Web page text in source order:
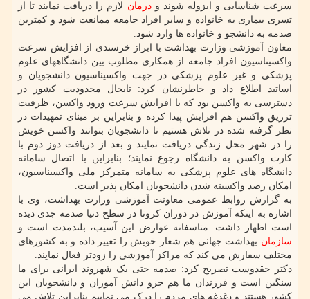
سرعت شناسایی و ایزوله شوند ودرمان لازم را دریافت نمایند تا از
تسری بیماری به خانواده و سایر افراد جامعه ممانعت شود و کمترین
صدمه به دانشجو و خانواده ها وارد شود.
معاون آموزشی وزارت بهداشت با ابراز خرسندی از افزایش سرعت
واکسیناسیون افراد جامعه از همکاری مطلوب بین دانشگاههای علوم
پزشکی و غیر علوم پزشکی در جهت واکسیناسیون دانشجویان و
اساتید اطلاع داد و خاطرنشان کرد: تابحال محدودیت کشور در
دسترسی به واکسن بود که با افزایش سرعت ورود واکسن، ظرفیت
تزریق واکسن هم افزایش پیدا کرده و بنابراین بر مبنای تمهیدات در
نظر گرفته شده در تلاش هستیم تا دانشجویان بتوانند واکسن خویش
را در شهر محل زندگی دریافت نمایند و بعد از دریافت دوز دوم با
کارت واکسن به دانشگاه رجوع نمایند؛ بنابراین با اتصال سامانه
دانشگاه های علوم پزشکی به سامانه متمرکز ملی واکسیناسیون،
امکان رصد واکسینه شدن دانشجویان امکان پذیر است.
به گزارش روابط عمومی معاونت آموزشی وزارت بهداشت، وی با
اشاره به اینکه آموزش در دوران کرونا در سطح دنیا صدمه جدی دیده
است اظهار داشت: متاسفانه عوارض این آسیب، بلندمدت است و
سازمان بهداشت جهانی هم شعار خویش را تغییر داده و به کشورهای
مختلف سفارش می کند که مراکز آموزشی را زودتر فعال نمایند.
دکتر حقدوست تصریح کرد: صدمه حتی یک شهروند ایرانی برای ما
سنگین است و فرزندان ما هم جزو دانش آموزان و دانشجویان این
کشور هستند و دغدغه های مردم را درک می نماییم بنابراین تلاش می